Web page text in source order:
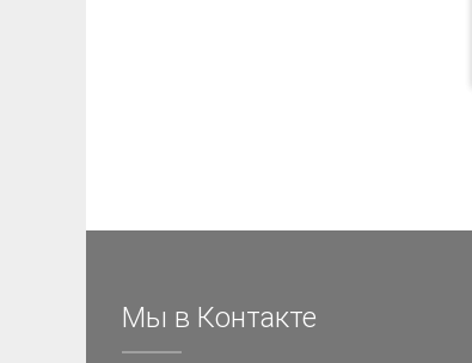
Мы в Контакте